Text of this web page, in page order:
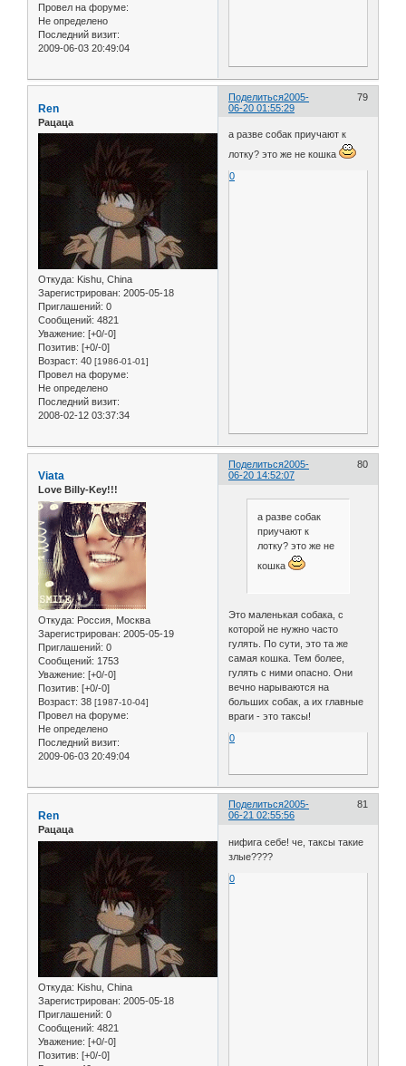
Провел на форуме:
Не определено
Последний визит:
2009-06-03 20:49:04
Поделиться 79
2005-
06-20 01:55:29
Ren
Рацаца
Откуда: Kishu, China
Зарегистрирован: 2005-05-18
Приглашений: 0
Сообщений: 4821
Уважение: [+0/-0]
Позитив: [+0/-0]
Возраст: 40 [1986-01-01]
Провел на форуме:
Не определено
Последний визит:
2008-02-12 03:37:34
а разве собак приучают к
лотку? это же не кошка
0
Поделиться 80
2005-
06-20 14:52:07
Viata
Love Billy-Key!!!
Откуда: Россия, Москва
Зарегистрирован: 2005-05-19
Приглашений: 0
Сообщений: 1753
Уважение: [+0/-0]
Позитив: [+0/-0]
Возраст: 38 [1987-10-04]
Провел на форуме:
Не определено
Последний визит:
2009-06-03 20:49:04
а разве собак
приучают к
лотку? это же не
кошка
Это маленькая собака, с
которой не нужно часто
гулять. По сути, это та же
самая кошка. Тем более,
гулять с ними опасно. Они
вечно нарываются на
больших собак, а их главные
враги - это таксы!
0
Поделиться 81
2005-
06-21 02:55:56
Ren
Рацаца
Откуда: Kishu, China
Зарегистрирован: 2005-05-18
Приглашений: 0
Сообщений: 4821
Уважение: [+0/-0]
Позитив: [+0/-0]
нифига себе! че, таксы такие
злые????
0